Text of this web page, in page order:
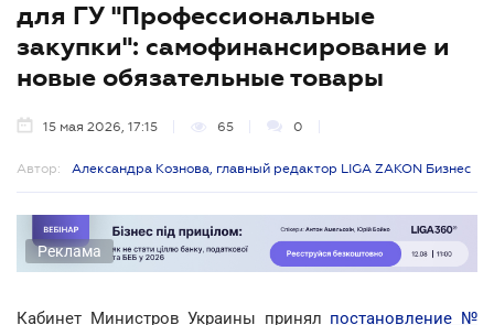
для ГУ "Профессиональные
закупки": самофинансирование и
новые обязательные товары
15 мая 2026, 17:15 65 0
Автор: Александра Кознова, главный редактор LIGA ZAKON Бизнес
Реклама
Кабинет Министров Украины принял постановление №